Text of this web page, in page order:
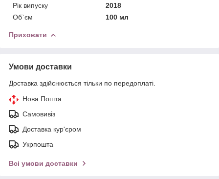
Рік випуску
2018
Об`єм
100 мл
Приховати
Умови доставки
Доставка здійснюється тільки по передоплаті.
Нова Пошта
Самовивіз
Доставка кур'єром
Укрпошта
Всі умови доставки